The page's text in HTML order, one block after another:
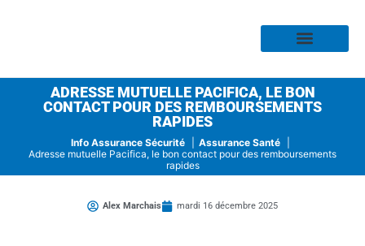
ADRESSE MUTUELLE PACIFICA, LE BON
CONTACT POUR DES REMBOURSEMENTS
RAPIDES
Info Assurance Sécurité
Assurance Santé
Adresse mutuelle Pacifica, le bon contact pour des remboursements
rapides
Alex Marchais mardi 16 décembre 2025